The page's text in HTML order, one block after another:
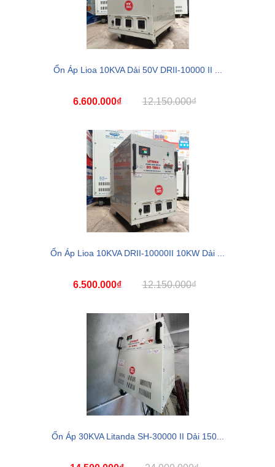
Ổn Áp Lioa 10KVA Dải 50V DRII-10000 II ...
6.600.000₫ 12.150.000₫
Ổn Áp Lioa 10KVA DRII-10000II 10KW Dải ...
6.500.000₫ 12.150.000₫
Ổn Áp 30KVA Litanda SH-30000 II Dải 150...